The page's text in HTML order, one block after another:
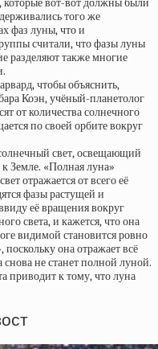
того же
фаз луны, что и
считали, что фазы луны
разделяют также многие
чтобы объяснить,
Коэн, учёный-планетолог
от количества солнечного
по своей орбите вокруг
свет, освещающий
Земле. «Полная луна»
отражается от всего её
фазы растущей и
её вращения вокруг
света, и кажется, что она
видимой становится ровно
поскольку она отражает всё
не станет полной луной.
приводит к тому, что луна